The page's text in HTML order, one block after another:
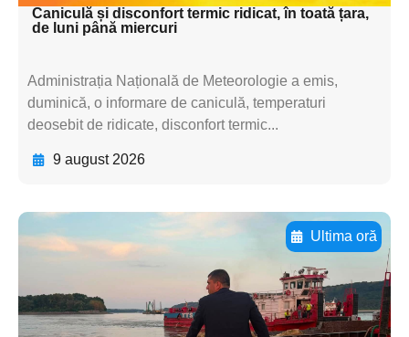
Caniculă și disconfort termic ridicat, în toată țara,
de luni până miercuri
Administrația Națională de Meteorologie a emis,
duminică, o informare de caniculă, temperaturi
deosebit de ridicate, disconfort termic...
9 august 2026
Ultima oră
Adaugă aici textul pentru
subtitluAdaugă aici
textul pentru